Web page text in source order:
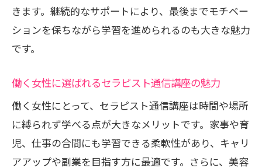
きます。継続的なサポートにより、最後までモチベー
ションを保ちながら学習を進められるのも大きな魅力
です。
働く女性に選ばれるセラピスト通信講座の魅力
働く女性にとって、セラピスト通信講座は時間や場所
に縛られず学べる点が大きなメリットです。家事や育
児、仕事の合間にも学習できる柔軟性があり、キャリ
アアップや副業を目指す方に最適です。さらに、美容